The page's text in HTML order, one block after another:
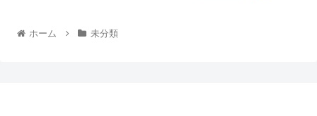
ホーム 未分類